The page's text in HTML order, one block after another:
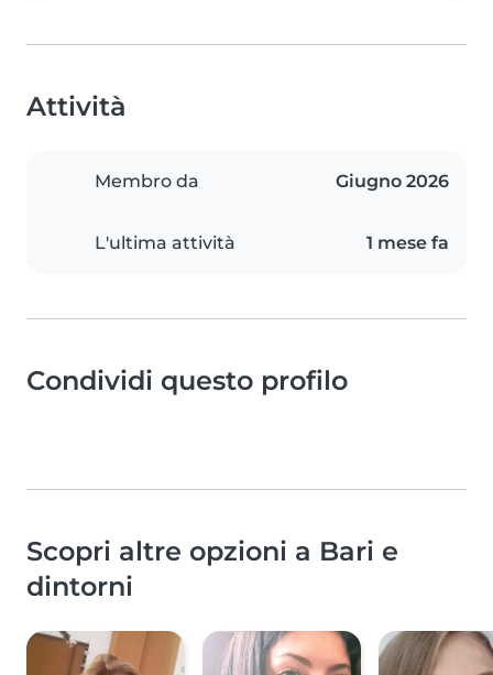
Attività
Membro da Giugno 2026
L'ultima attività 1 mese fa
Condividi questo profilo
Scopri altre opzioni a Bari e
dintorni